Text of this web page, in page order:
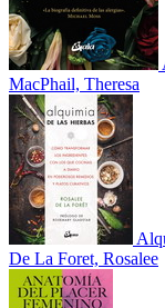
MacPhail, Theresa
De La Foret, Rosalee